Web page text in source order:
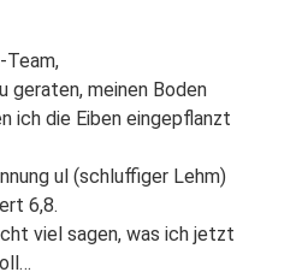
Team,
geraten, meinen Boden
ich die Eiben eingepflanzt
ul (schluffiger Lehm)
6,8.
viel sagen, was ich jetzt